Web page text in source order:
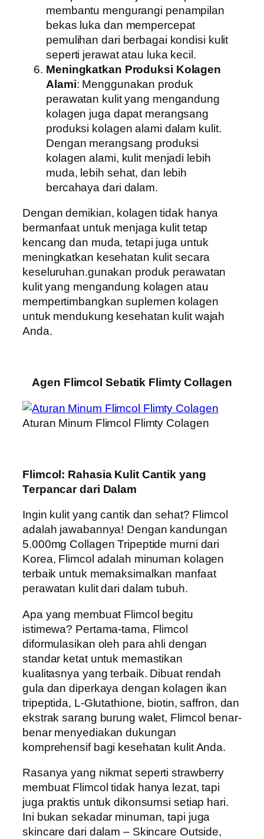
membantu mengurangi penampilan
bekas luka dan mempercepat
pemulihan dari berbagai kondisi kulit
seperti jerawat atau luka kecil.
Meningkatkan Produksi Kolagen
Alami: Menggunakan produk
perawatan kulit yang mengandung
kolagen juga dapat merangsang
produksi kolagen alami dalam kulit.
Dengan merangsang produksi
kolagen alami, kulit menjadi lebih
muda, lebih sehat, dan lebih
bercahaya dari dalam.
Dengan demikian, kolagen tidak hanya
bermanfaat untuk menjaga kulit tetap
kencang dan muda, tetapi juga untuk
meningkatkan kesehatan kulit secara
keseluruhan.gunakan produk perawatan
kulit yang mengandung kolagen atau
mempertimbangkan suplemen kolagen
untuk mendukung kesehatan kulit wajah
Anda.
Agen Flimcol Sebatik Flimty Collagen
Aturan Minum Flimcol Flimty Colagen
Flimcol: Rahasia Kulit Cantik yang
Terpancar dari Dalam
Ingin kulit yang cantik dan sehat? Flimcol
adalah jawabannya! Dengan kandungan
5.000mg Collagen Tripeptide murni dari
Korea, Flimcol adalah minuman kolagen
terbaik untuk memaksimalkan manfaat
perawatan kulit dari dalam tubuh.
Apa yang membuat Flimcol begitu
istimewa? Pertama-tama, Flimcol
diformulasikan oleh para ahli dengan
standar ketat untuk memastikan
kualitasnya yang terbaik. Dibuat rendah
gula dan diperkaya dengan kolagen ikan
tripeptida, L-Glutathione, biotin, saffron, dan
ekstrak sarang burung walet, Flimcol benar-
benar menyediakan dukungan
komprehensif bagi kesehatan kulit Anda.
Rasanya yang nikmat seperti strawberry
membuat Flimcol tidak hanya lezat, tapi
juga praktis untuk dikonsumsi setiap hari.
Ini bukan sekadar minuman, tapi juga
skincare dari dalam – Skincare Outside,